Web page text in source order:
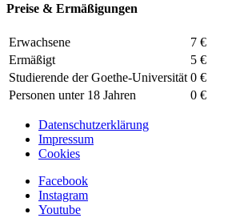
Preise & Ermäßigungen
Erwachsene
7 €
Ermäßigt
5 €
Studierende der Goethe-Universität 0 €
Personen unter 18 Jahren
0 €
Datenschutzerklärung
Impressum
Cookies
Facebook
Instagram
Youtube